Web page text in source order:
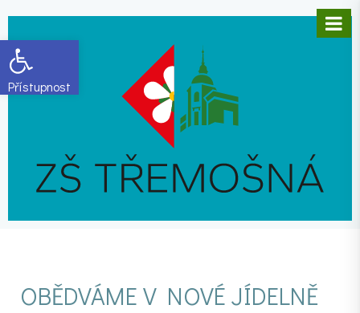
Open toolbar
OBĚDVÁME V NOVÉ JÍDELNĚ